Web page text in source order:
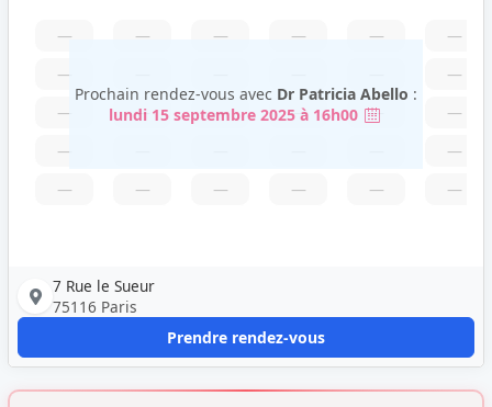
—
—
—
—
—
—
—
—
—
—
—
—
—
—
—
—
—
—
—
—
—
—
Prochain rendez-vous avec Dr Patricia Abello :
lundi 15 septembre 2025 à 16h00
7 Rue le Sueur
75116 Paris
Prendre rendez-vous